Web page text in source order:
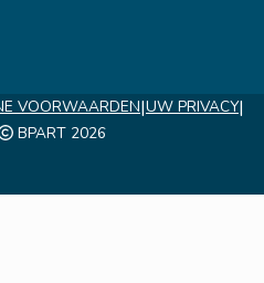
VOORWAARDEN|UW PRIVACY|
BPART 2026